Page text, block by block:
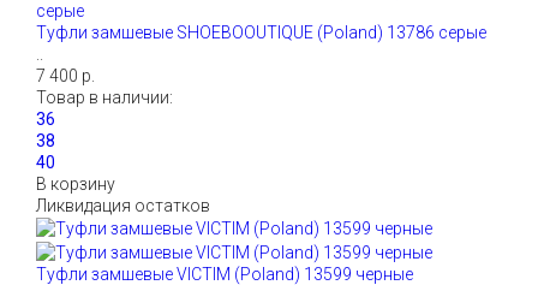
Туфли замшевые SHOEBOOUTIQUE (Poland) 13786 серые
7 400 р.
Товар в наличии:
В корзину
Ликвидация остатков
Туфли замшевые VICTIM (Poland) 13599 черные